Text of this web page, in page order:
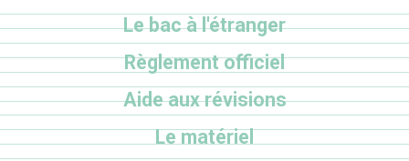
Le bac à l'étranger
Règlement officiel
Aide aux révisions
Le matériel